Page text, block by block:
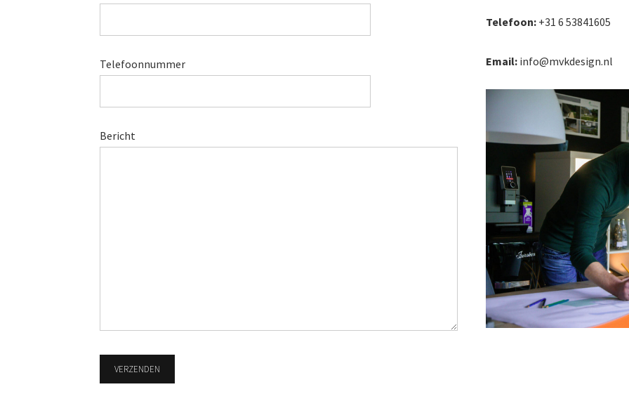
Telefoonnummer
Bericht
Telefoon: +31 6 53841605
Email: info@mvkdesign.nl